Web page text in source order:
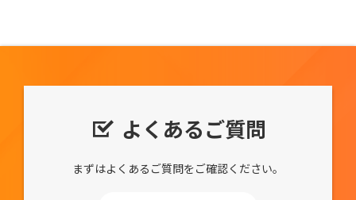
よくあるご質問
まずはよくあるご質問をご確認ください。